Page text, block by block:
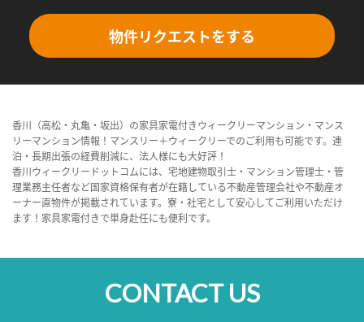
物件リクエストをする
香川（高松・丸亀・坂出）の家具家電付きウィークリーマンション・マンス
リーマンション情報！マンスリー＋ウィークリーでのご利用も可能です。連
泊・長期出張の経費削減に、法人様にも大好評！
香川ウィークリードットコムには、宅地建物取引士・マンション管理士・管
理業務主任者など国家資格保有者が在籍している不動産管理会社や不動産オ
ーナー直物件が掲載されています。寮・社宅として安心してご利用いただけ
ます！家具家電付きで単身赴任にも便利です。
CONTACT US